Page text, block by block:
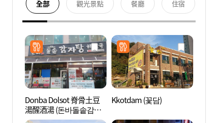
全部 觀光景點 餐廳 住宿
Donba Dolsot 脊骨土豆
湯醒酒湯 (돈바돌솥감자
탕해장국)
Kkotdam (꽃담)